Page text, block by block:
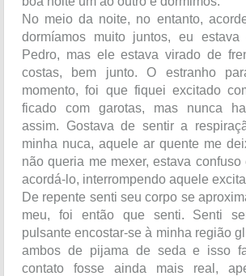
No meio da noite, no entanto,
dormíamos muito juntos, eu
Pedro, mas ele estava virado de
costas, bem junto. O estranho
momento, foi que fiquei excitado
ficado com garotas, mas nunca
assim. Gostava de sentir a
minha nuca, aquele ar quente me
não queria me mexer, estava
acordá-lo, interrompendo aquele
De repente senti seu corpo se
meu, foi então que senti. Senti
pulsante encostar-se à minha região
ambos de pijama de seda e isso
contato fosse ainda mais real,